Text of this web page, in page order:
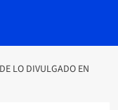
LO DIVULGADO EN